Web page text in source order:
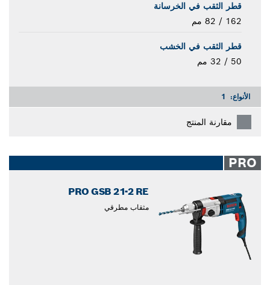
قطر الثقب في الخرسانة
162 / 82 مم
قطر الثقب في الخشب
50 / 32 مم
الأنواع: 1
مقارنة المنتج
PRO
PRO GSB 21-2 RE
مثقاب مطرقي